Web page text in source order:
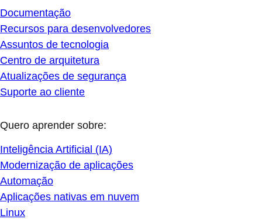
Documentação
Recursos para desenvolvedores
Assuntos de tecnologia
Centro de arquitetura
Atualizações de segurança
Suporte ao cliente
Quero aprender sobre:
Inteligência Artificial (IA)
Modernização de aplicações
Automação
Aplicações nativas em nuvem
Linux